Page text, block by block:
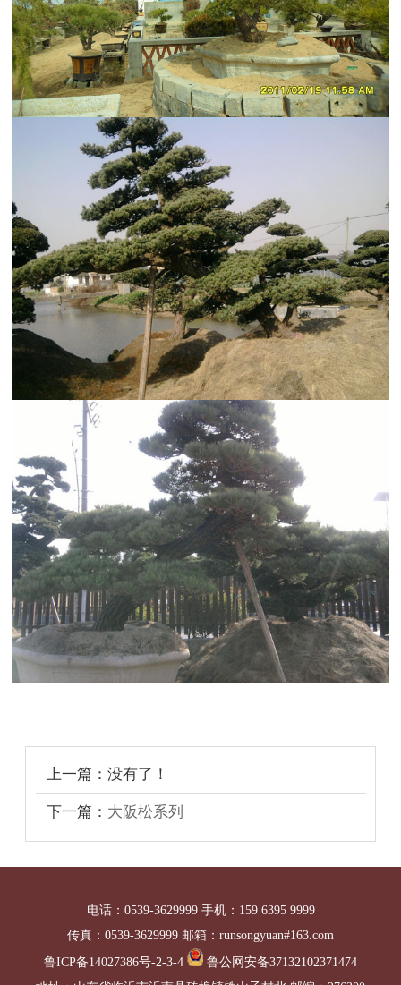
上一篇：没有了！
下一篇： 大阪松系列
电话：0539-3629999 手机：159 6395 9999
传真：0539-3629999 邮箱：runsongyuan#163.com
鲁ICP备14027386号-2-3-4
鲁公网安备37132102371474